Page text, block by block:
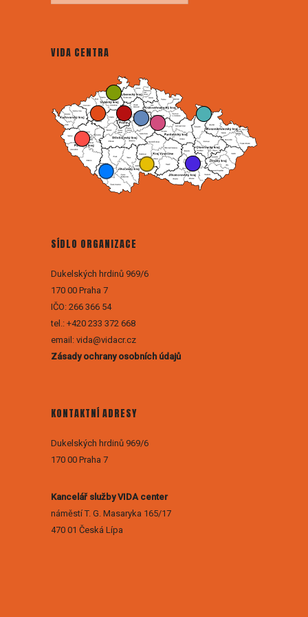
VIDA CENTRA
SÍDLO ORGANIZACE
Dukelských hrdinů 969/6
170 00 Praha 7
IČO: 266 366 54
tel.: +420 233 372 668
email: vida@vidacr.cz
Zásady ochrany osobních údajů
KONTAKTNÍ ADRESY
Dukelských hrdinů 969/6
170 00 Praha 7
Kancelář služby VIDA center
náměstí T. G. Masaryka 165/17
470 01 Česká Lípa